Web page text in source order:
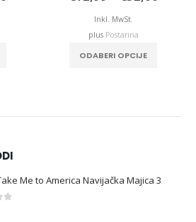
Inkl. MwSt.
plus Postarina
ODABERI OPCIJE
Me to America Navijačka Majica 3
5